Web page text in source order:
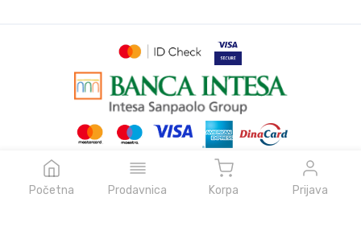
Početna Prodavnica Korpa Prijava
© Sva prava zadržava pcboomboom.rs, 2026
Powered by
NeonVoid Code